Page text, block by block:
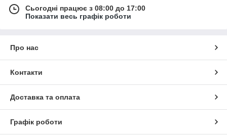
Сьогодні працює з 08:00 до 17:00
Показати весь графік роботи
Про нас
Контакти
Доставка та оплата
Графік роботи